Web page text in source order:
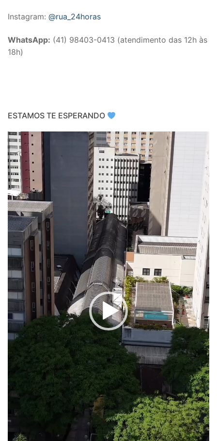
Instagram: @rua_24horas
WhatsApp: (41) 98403-0413 (atendimento das 12h às
18h)
ESTAMOS TE ESPERANDO
Video
Player